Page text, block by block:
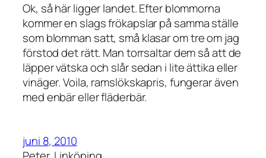
Ok, så här ligger landet. Efter blommorna
kommer en slags frökapslar på samma ställe
som blomman satt, små klasar om tre om jag
förstod det rätt. Man torrsaltar dem så att de
läpper vätska och slår sedan i lite ättika eller
vinäger. Voila, ramslökskapris, fungerar även
med enbär eller fläderbär.
juni 8, 2010